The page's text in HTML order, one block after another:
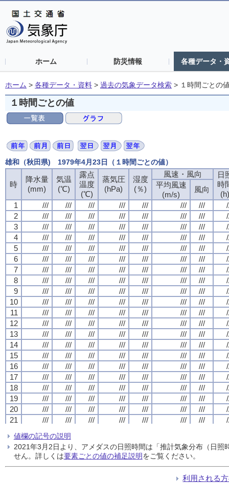
ホーム 防災情報 各種データ・
ホーム > 各種データ・資料 > 過去の気象データ検索 > １時間ごとの
１時間ごとの値
雄和（秋田県) 1979年4月23日（１時間ごとの値）
時
降水量
(mm)
気温
(℃)
露点
温度
(℃)
蒸気圧
(hPa)
湿度
(％)
風速・風向
日
時
(h)
平均風速
(m/s)
風向
1
/// /// /// /// /// /// ///
2
/// /// /// /// /// /// ///
3
/// /// /// /// /// /// ///
4
/// /// /// /// /// /// ///
5
/// /// /// /// /// /// ///
6
/// /// /// /// /// /// ///
7
/// /// /// /// /// /// ///
8
/// /// /// /// /// /// ///
9
/// /// /// /// /// /// ///
10
/// /// /// /// /// /// ///
11
/// /// /// /// /// /// ///
12
/// /// /// /// /// /// ///
13
/// /// /// /// /// /// ///
14
/// /// /// /// /// /// ///
15
/// /// /// /// /// /// ///
16
/// /// /// /// /// /// ///
17
/// /// /// /// /// /// ///
18
/// /// /// /// /// /// ///
19
/// /// /// /// /// /// ///
20
/// /// /// /// /// /// ///
21
/// /// /// /// /// /// ///
23
/// /// ///
24
/// /// /// /// /// /// ///
時
降水量
(mm)
気温
(℃)
露点
温度
(℃)
蒸気圧
(hPa)
湿度
(％)
風速・風向
日
時
(h)
平均風速
(m/s)
風向
1
/// /// /// /// /// /// ///
2
/// /// /// /// /// /// ///
3
/// /// /// /// /// /// ///
4
/// /// /// /// /// /// ///
5
/// /// /// /// /// /// ///
6
/// /// /// /// /// /// ///
7
/// /// /// /// /// /// ///
8
/// /// /// /// /// /// ///
9
/// /// /// /// /// /// ///
10
/// /// /// /// /// /// ///
11
/// /// /// /// /// /// ///
12
/// /// /// /// /// /// ///
13
/// /// /// /// /// /// ///
14
/// /// /// /// /// /// ///
15
/// /// /// /// /// /// ///
16
/// /// /// /// /// /// ///
17
/// /// /// /// /// /// ///
18
/// /// /// /// /// /// ///
19
/// /// /// /// /// /// ///
20
/// /// /// /// /// /// ///
21
/// /// /// /// /// /// ///
23
/// /// ///
24
/// /// /// /// /// /// ///
時
降水量
(mm)
気温
(℃)
露点
温度
(℃)
蒸気圧
(hPa)
湿度
(％)
風速・風向
日
時
(h)
平均風速
(m/s)
風向
1
/// /// /// /// /// /// ///
2
/// /// /// /// /// /// ///
3
/// /// /// /// /// /// ///
4
/// /// /// /// /// /// ///
5
/// /// /// /// /// /// ///
6
/// /// /// /// /// /// ///
7
/// /// /// /// /// /// ///
8
/// /// /// /// /// /// ///
9
/// /// /// /// /// /// ///
10
/// /// /// /// /// /// ///
11
/// /// /// /// /// /// ///
12
/// /// /// /// /// /// ///
13
/// /// /// /// /// /// ///
14
/// /// /// /// /// /// ///
15
/// /// /// /// /// /// ///
16
/// /// /// /// /// /// ///
17
/// /// /// /// /// /// ///
18
/// /// /// /// /// /// ///
19
/// /// /// /// /// /// ///
20
/// /// /// /// /// /// ///
21
/// /// /// /// /// /// ///
23
/// /// ///
24
/// /// /// /// /// /// ///
時
降水量
(mm)
気温
(℃)
露点
温度
(℃)
蒸気圧
(hPa)
湿度
(％)
風速・風向
日
時
(h)
平均風速
(m/s)
風向
1
/// /// /// /// /// /// ///
2
/// /// /// /// /// /// ///
3
/// /// /// /// /// /// ///
4
/// /// /// /// /// /// ///
5
/// /// /// /// /// /// ///
6
/// /// /// /// /// /// ///
7
/// /// /// /// /// /// ///
8
/// /// /// /// /// /// ///
9
/// /// /// /// /// /// ///
10
/// /// /// /// /// /// ///
11
/// /// /// /// /// /// ///
12
/// /// /// /// /// /// ///
13
/// /// /// /// /// /// ///
14
/// /// /// /// /// /// ///
15
/// /// /// /// /// /// ///
16
/// /// /// /// /// /// ///
17
/// /// /// /// /// /// ///
18
/// /// /// /// /// /// ///
19
/// /// /// /// /// /// ///
20
/// /// /// /// /// /// ///
21
/// /// /// /// /// /// ///
23
/// /// ///
24
/// /// /// /// /// /// ///
値欄の記号の説明
2021年3月2日より、アメダスの日照時間は「推計気象分布（日
せん。詳しくは要素ごとの値の補足説明をご覧ください。
利用される